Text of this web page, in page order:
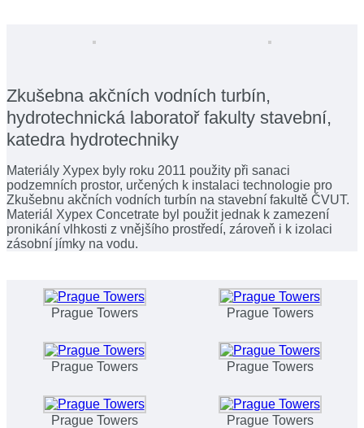
Zkušebna akčních vodních turbín,
hydrotechnická laboratoř fakulty stavební,
katedra hydrotechniky
Materiály Xypex byly roku 2011 použity při sanaci
podzemních prostor, určených k instalaci technologie pro
Zkušebnu akčních vodních turbín na stavební fakultě ČVUT.
Materiál Xypex Concetrate byl použit jednak k zamezení
pronikání vlhkosti z vnějšího prostředí, zároveň i k izolaci
zásobní jímky na vodu.
Prague Towers Prague Towers
Prague Towers Prague Towers
Prague Towers Prague Towers